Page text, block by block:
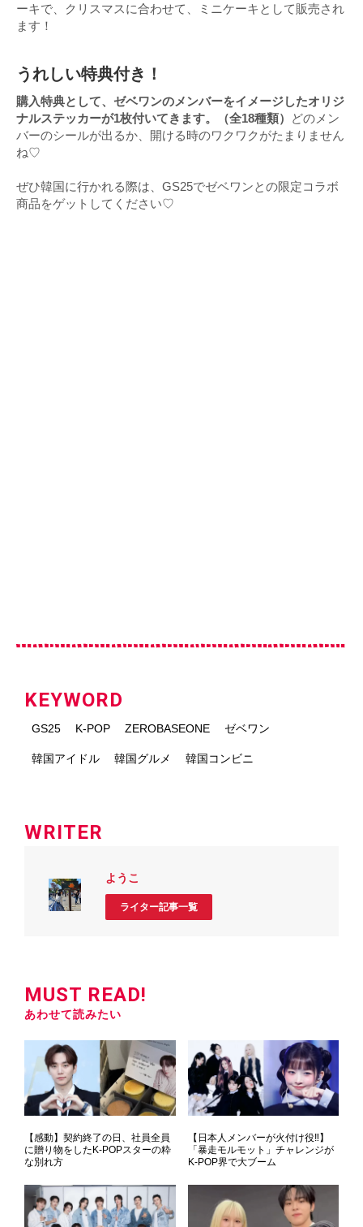
ーキで、クリスマスに合わせて、ミニケーキとして販売され
ます！
うれしい特典付き！
購入特典として、ゼベワンのメンバーをイメージしたオリジ
ナルステッカーが1枚付いてきます。（全18種類）
どのメン
バーのシールが出るか、開ける時のワクワクがたまりません
ね♡
ぜひ韓国に行かれる際は、GS25でゼベワンとの限定コラボ
商品をゲットしてください♡
KEYWORD
GS25 K-POP ZEROBASEONE ゼベワン
韓国アイドル 韓国グルメ 韓国コンビニ
WRITER
ようこ
ライター記事一覧
MUST READ!
あわせて読みたい
【感動】契約終了の日、社員全員
に贈り物をしたK-POPスターの粋
な別れ方
【日本人メンバーが火付け役‼】
「暴走モルモット」チャレンジが
K-POP界で大ブーム